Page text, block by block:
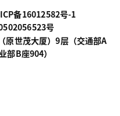
备16012582号-1
号
原世茂大厦）9层（交通部A
部B座904）